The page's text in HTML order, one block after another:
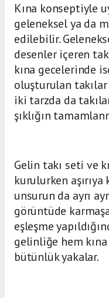
Kına konseptiyle
geleneksel ya da
edilebilir.
desenler içeren
kına gecelerinde
oluşturulan
iki tarzda da
şıklığın
Gelin takı seti ve
kurulurken
unsurun da ayrı
görüntüde
eşleşme
gelinliğe hem
bütünlük yakalar.